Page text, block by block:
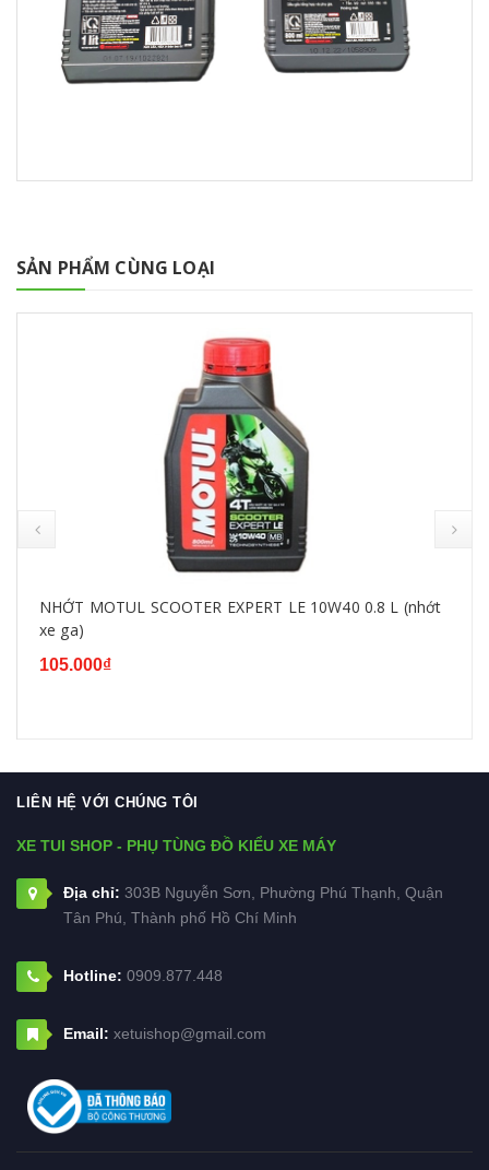
SẢN PHẨM CÙNG LOẠI
NHỚT MOTUL SCOOTER EXPERT LE 10W40 0.8 L (nhớt
xe ga)
105.000₫
LIÊN HỆ VỚI CHÚNG TÔI
XE TUI SHOP - PHỤ TÙNG ĐỒ KIỂU XE MÁY
Địa chỉ: 303B Nguyễn Sơn, Phường Phú Thạnh, Quận
Tân Phú, Thành phố Hồ Chí Minh
Hotline: 0909.877.448
Email: xetuishop@gmail.com